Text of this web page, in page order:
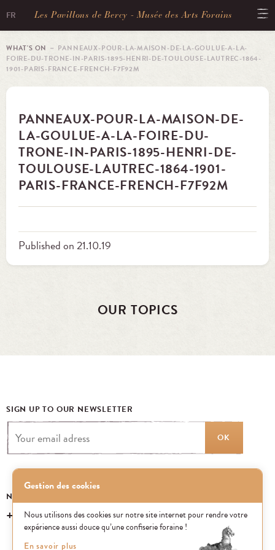
FR Les Pavillons de Bercy - Musée des Arts Forains
WHAT'S ON － PANNEAUX-POUR-LA-MAISON-DE-LA-GOULUE-A-LA-
FOIRE-DU-TRONE-IN-PARIS-1895-HENRI-DE-TOULOUSE-LAUTREC-1864-
1901-PARIS-FRANCE-FRENCH-F7F92M
PANNEAUX-POUR-LA-MAISON-DE-
LA-GOULUE-A-LA-FOIRE-DU-
TRONE-IN-PARIS-1895-HENRI-DE-
TOULOUSE-LAUTREC-1864-1901-
PARIS-FRANCE-FRENCH-F7F92M
Published on 21.10.19
OUR TOPICS
SIGN UP TO OUR NEWSLETTER
OK
NEED SOME INFORMATION? CALL US
+33 (0) 1 43 40 16 22
Gestion des cookies
Nous utilisons des cookies sur notre site internet pour rendre votre
expérience aussi douce qu’une confiserie foraine !
En savoir plus